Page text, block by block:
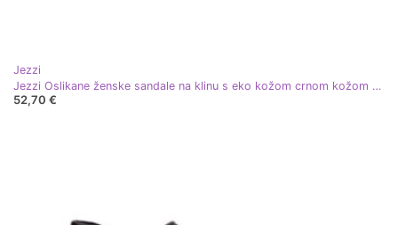
Jezzi
Jezzi Oslikane ženske sandale na klinu s eko kožom crnom kožom crna
52,70 €